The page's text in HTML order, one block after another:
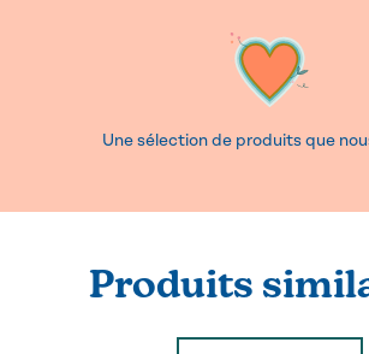
Une sélection de produits que
Produits